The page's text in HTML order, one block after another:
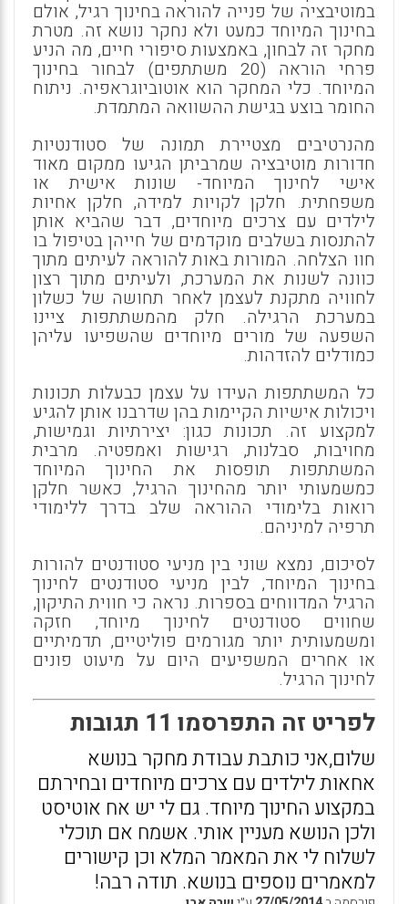
במוטיבציה של פנייה להוראה בחינוך רגיל, אולם
בחינוך המיוחד כמעט ולא נחקר נושא זה. מטרת
מחקר זה לבחון, באמצעות סיפורי חיים, מה הניע
פרחי הוראה (20 משתתפים) לבחור בחינוך
המיוחד. כלי המחקר הוא אוטוביוגראפיה. ניתוח
החומר בוצע בגישת ההשוואה המתמדת.
מהנרטיבים מצטיירת תמונה של סטודנטיות
חדורות מוטיבציה שמרביתן הגיעו ממקום מאוד
אישי לחינוך המיוחד- שונות אישית או
משפחתית. חלקן לקויות למידה, חלקן אחיות
לילדים עם צרכים מיוחדים, דבר שהביא אותן
להתנסות בשלבים מוקדמים של חייהן בטיפול בו
חוו הצלחה. המורות באות להוראה לעיתים מתוך
כוונה לשנות את המערכת, ולעיתים מתוך רצון
לחוויה מתקנת לעצמן לאחר תחושה של כשלון
במערכת הרגילה. חלק מהמשתתפות ציינו
השפעה של מורים מיוחדים שהשפיעו עליהן
כמודלים להזדהות.
כל המשתתפות העידו על עצמן כבעלות תכונות
ויכולות אישיות הקיימות בהן שדרבנו אותן להגיע
למקצוע זה. תכונות כגון: יצירתיות וגמישות,
מחויבות, סבלנות, רגישות ואמפטיה. מרבית
המשתתפות תופסות את החינוך המיוחד
כמשמעותי יותר מהחינוך הרגיל, כאשר חלקן
רואות בלימודי ההוראה שלב בדרך ללימודי
תרפיה למיניהם.
לסיכום, נמצא שוני בין מניעי סטודנטים להורות
בחינוך המיוחד, לבין מניעי סטודנטים לחינוך
הרגיל המדווחים בספרות. נראה כי חווית התיקון,
שחווים סטודנטים לחינוך מיוחד, חזקה
ומשמעותית יותר מגורמים פוליטיים, תדמיתיים
או אחרים המשפיעים היום על מיעוט פונים
לחינוך הרגיל.
לפריט זה התפרסמו 11 תגובות
שלום,אני כותבת עבודת מחקר בנושא
אחאות לילדים עם צרכים מיוחדים ובחירתם
במקצוע החינוך מיוחד. גם לי יש אח אוטיסט
ולכן הנושא מעניין אותי. אשמח אם תוכלי
לשלוח לי את המאמר המלא וכן קישורים
למאמרים נוספים בנושא. תודה רבה!